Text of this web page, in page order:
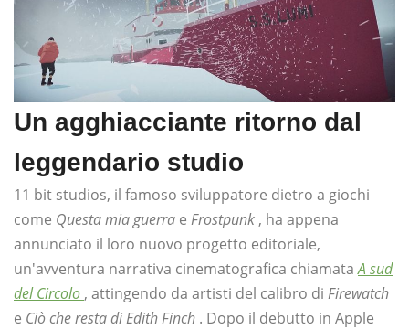
Un agghiacciante ritorno dal
leggendario studio
11 bit studios, il famoso sviluppatore dietro a giochi
come Questa mia guerra e Frostpunk , ha appena
annunciato il loro nuovo progetto editoriale,
un'avventura narrativa cinematografica chiamataA sud
del Circolo , attingendo da artisti del calibro di Firewatch
e Ciò che resta di Edith Finch . Dopo il debutto in Apple